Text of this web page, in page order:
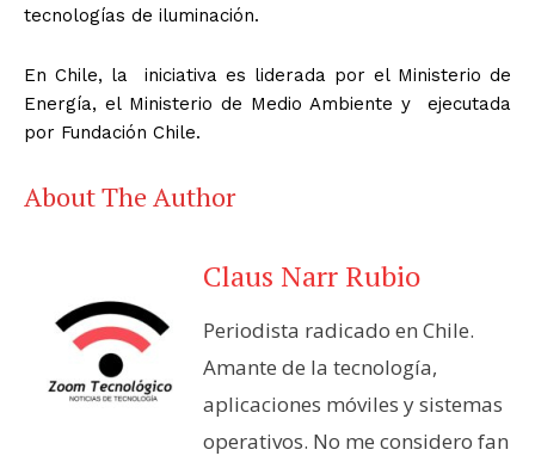
tecnologías de iluminación.
En Chile, la iniciativa es liderada por el Ministerio de
Energía, el Ministerio de Medio Ambiente y ejecutada
por Fundación Chile.
About The Author
Claus Narr Rubio
Periodista radicado en Chile.
Amante de la tecnología,
aplicaciones móviles y sistemas
operativos. No me considero fan